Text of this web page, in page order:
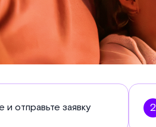
и отправьте заявку 2